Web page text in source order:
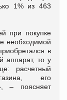
1% из 463
при покупке
необходимой
в
аппарат, то у
расчетный
его
– поясняет